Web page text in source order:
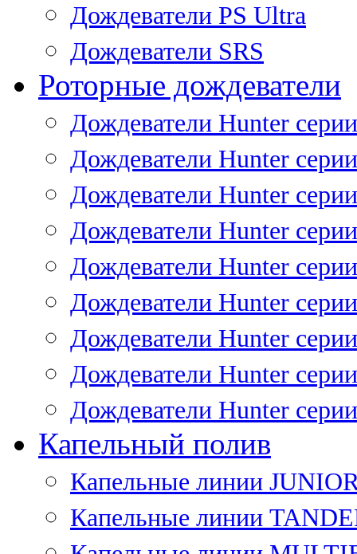
Дождеватели PS Ultra
Дождеватели SRS
Роторные дождеватели
Дождеватели Hunter
Дождеватели Hunter
Дождеватели Hunter
Дождеватели Hunter
Дождеватели Hunter
Дождеватели Hunter
Дождеватели Hunter
Дождеватели Hunter
Дождеватели Hunter
Капельный полив
Капельные линии
Капельные линии